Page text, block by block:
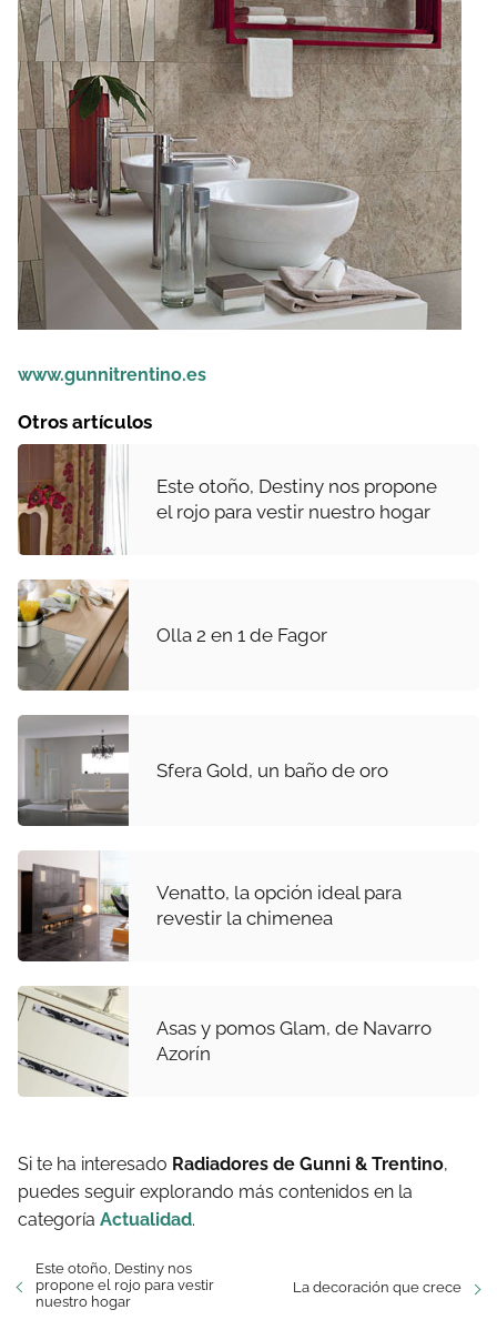
www.gunnitrentino.es
Otros artículos
Este otoño, Destiny nos propone
el rojo para vestir nuestro hogar
Olla 2 en 1 de Fagor
Sfera Gold, un baño de oro
Venatto, la opción ideal para
revestir la chimenea
Asas y pomos Glam, de Navarro
Azorín
Si te ha interesado Radiadores de Gunni & Trentino,
puedes seguir explorando más contenidos en la
categoría Actualidad.
Este otoño, Destiny nos
propone el rojo para vestir
nuestro hogar
La decoración que crece